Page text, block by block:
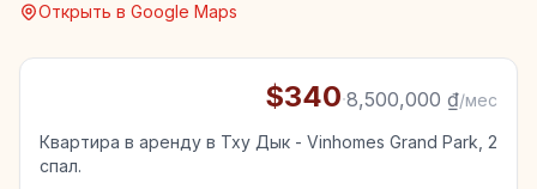
Открыть в Google Maps
$340·8,500,000 ₫/мес
Квартира в аренду в Тху Дык - Vinhomes Grand Park, 2
спал.